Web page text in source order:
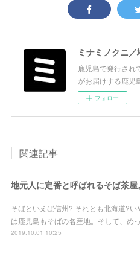
鹿児島で発行され
がお届けする鹿児
フォロー
関連記事
地元人に定番と呼ばれるそば茶
そばといえば信州? それとも北海道?い
は鹿児島もそばの名産地。そして、め
2019.10.01 10:25